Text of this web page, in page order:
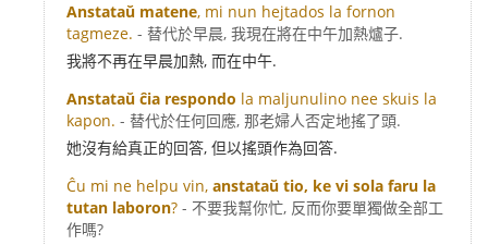
Anstataŭ matene, mi nun hejtados la fornon
tagmeze. - 替代於早晨, 我現在將在中午加熱爐子.
我將不再在早晨加熱, 而在中午.
Anstataŭ ĉia respondo la maljunulino nee skuis la
kapon. - 替代於任何回應, 那老婦人否定地搖了頭.
她沒有給真正的回答, 但以搖頭作為回答.
Ĉu mi ne helpu vin, anstataŭ tio, ke vi sola faru la
tutan laboron? - 不要我幫你忙, 反而你要單獨做全部工
作嗎?